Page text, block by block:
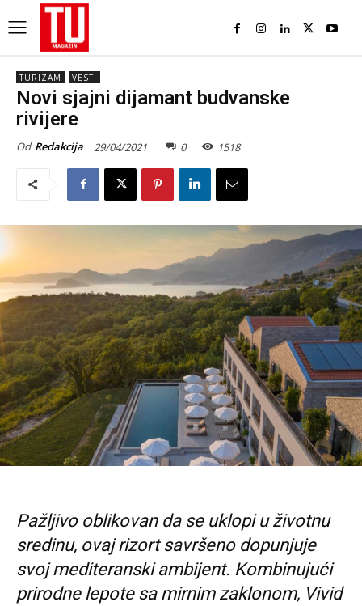
TURIZAM VESTI
Novi sjajni dijamant budvanske
rivijere
Od Redakcija 29/04/2021 0 1518
Pažljivo oblikovan da se uklopi u životnu
sredinu, ovaj rizort savršeno dopunjuje
svoj mediteranski ambijent. Kombinujući
prirodne lepote sa mirnim zaklonom, Vivid